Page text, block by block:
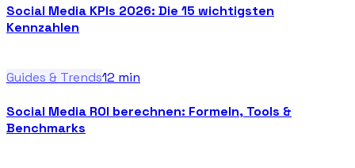
Social Media KPIs 2026: Die 15 wichtigsten
Kennzahlen
Guides & Trends12 min
Social Media ROI berechnen: Formeln, Tools &
Benchmarks